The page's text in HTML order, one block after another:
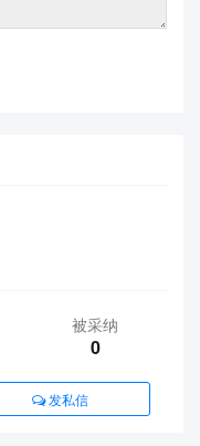
被采纳
0
发私信